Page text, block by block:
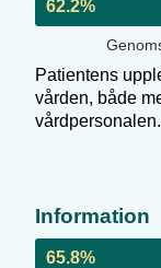
62.2%
Patientens
vården, både
vårdpersonalen.
Information
65.8%